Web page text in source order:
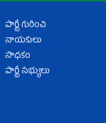
పార్టీ గురించి
నాయకులు
సాధకం
పార్టీ సభ్యులు